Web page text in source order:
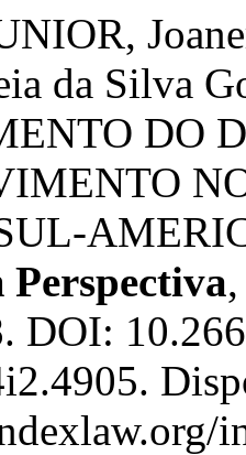
da Silva
DO
Perspectiva
DOI: